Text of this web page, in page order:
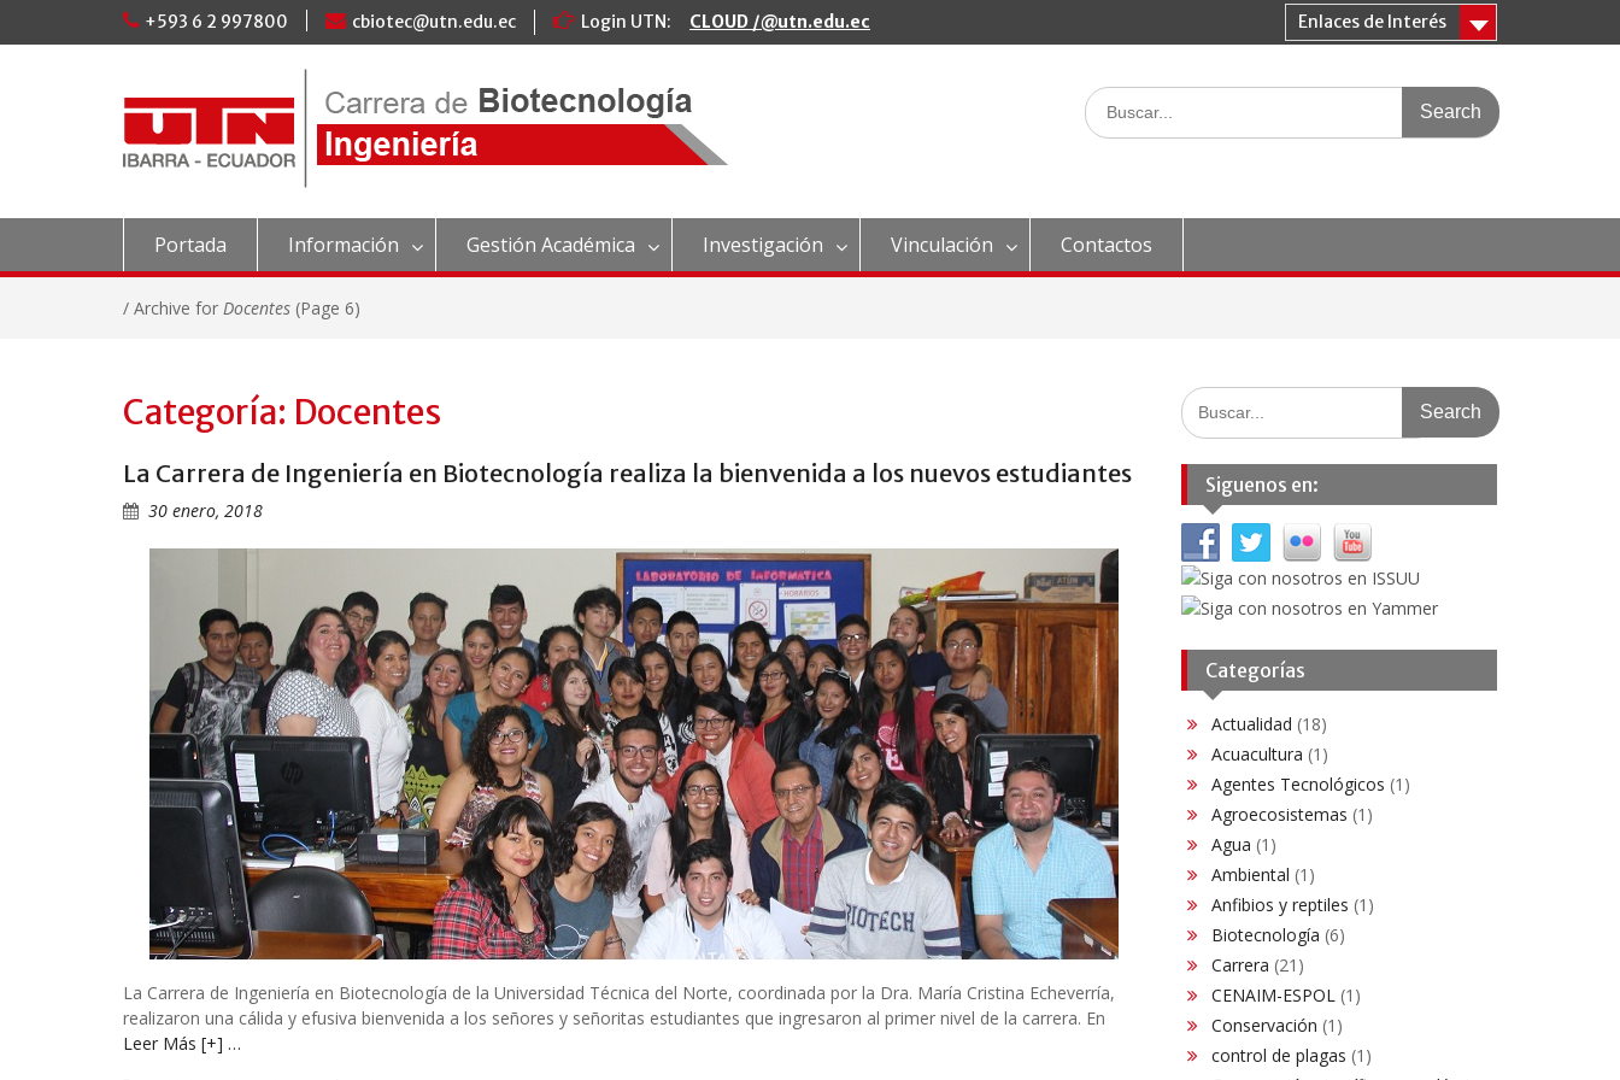
+593 6 2 997800 cbiotec@utn.edu.ec Login UTN: CLOUD /@utn.edu.ec Enlaces de Interés
Search
for:
Portada Información Gestión Académica Investigación Vinculación Contactos
/ Archive for Docentes (Page 6)
Categoría: Docentes
La Carrera de Ingeniería en Biotecnología realiza la bienvenida a los nuevos estudiantes
30 enero, 2018
La Carrera de Ingeniería en Biotecnología de la Universidad Técnica del Norte, coordinada por la Dra. María Cristina Echeverría,
realizaron una cálida y efusiva bienvenida a los señores y señoritas estudiantes que ingresaron al primer nivel de la carrera. En
Leer Más [+] …
Search
for:
Siguenos en:
Categorías
Actualidad (18)
Acuacultura (1)
Agentes Tecnológicos (1)
Agroecosistemas (1)
Agua (1)
Ambiental (1)
Anfibios y reptiles (1)
Biotecnología (6)
Carrera (21)
CENAIM-ESPOL (1)
Conservación​ (1)
control de plagas (1)